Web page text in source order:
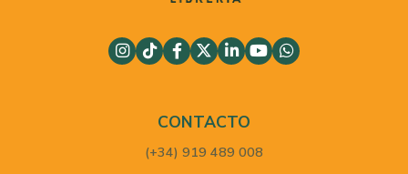
CONTACTO
(+34) 919 489 008